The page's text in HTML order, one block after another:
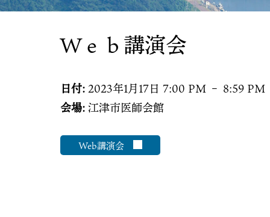
Ｗｅｂ講演会
日付:2023年1月17日 7:00 PM – 8:59 PM
会場:江津市医師会館
Web講演会